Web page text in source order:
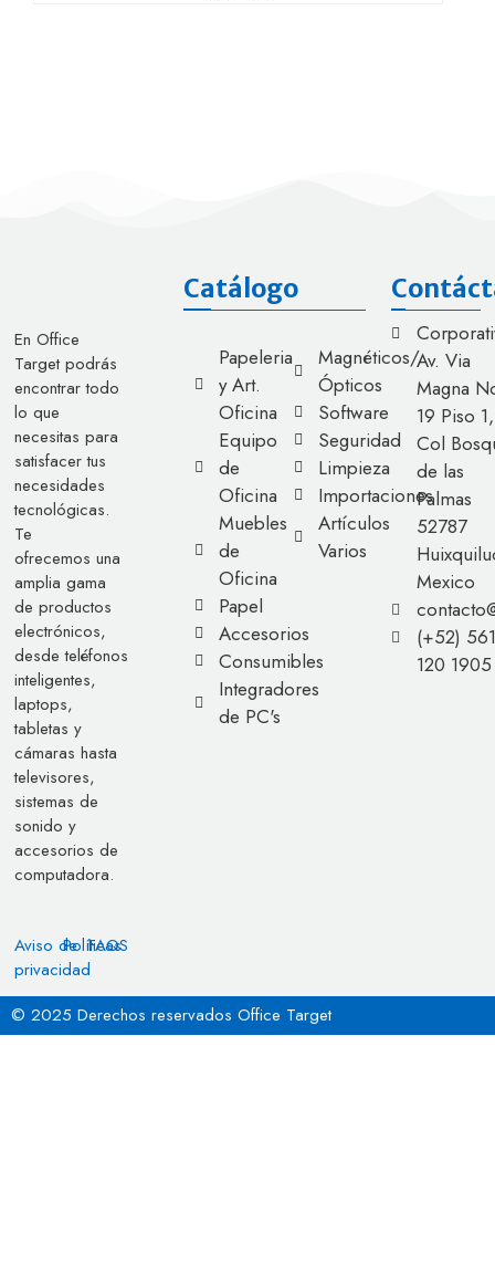
En Office
Target podrás
encontrar todo
lo que
necesitas para
satisfacer tus
necesidades
tecnológicas.
Te
ofrecemos una
amplia gama
de productos
electrónicos,
desde teléfonos
inteligentes,
laptops,
tabletas y
cámaras hasta
televisores,
sistemas de
sonido y
accesorios de
computadora.
Aviso de
privacidad
Políticas
FAQS
Catálogo
Papeleria
y Art.
Oficina
Equipo
de
Oficina
Muebles
de
Oficina
Papel
Accesorios
Consumibles
Integradores
de PC's
Magnéticos/
Ópticos
Software
Seguridad
Limpieza
Importaciones
Artículos
Varios
Av. Via
Magna
19 Piso 1,
Col
de las
Palmas
52787
Mexico
(+52) 561
120 1905
© 2025 Derechos reservados Office Target